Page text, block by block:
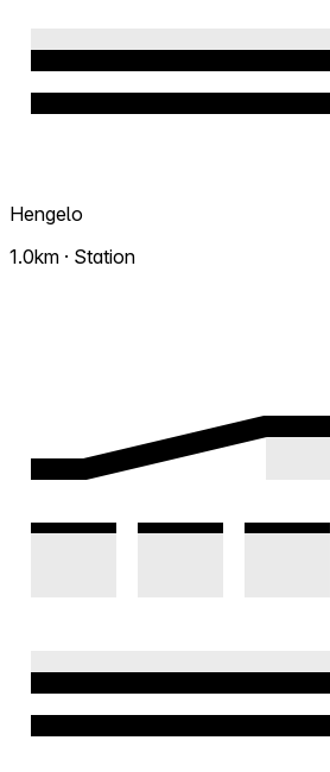
Hengelo
1.0km · Station